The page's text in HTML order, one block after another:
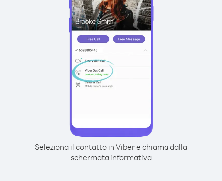
Seleziona il contatto in Viber e chiama dalla
schermata informativa